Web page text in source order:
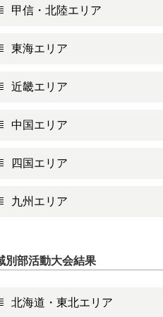
甲信・北陸エリア
東海エリア
近畿エリア
中国エリア
四国エリア
九州エリア
別部活動大会結果
北海道・東北エリア